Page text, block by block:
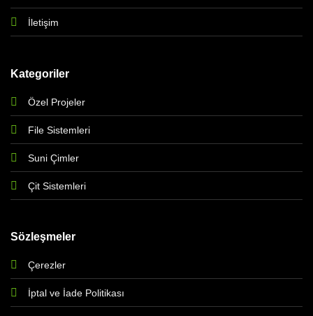
İletişim
Kategoriler
Özel Projeler
File Sistemleri
Suni Çimler
Çit Sistemleri
Sözleşmeler
Çerezler
İptal ve İade Politikası